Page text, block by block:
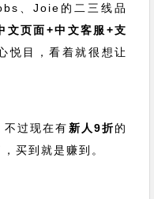
、Joie的二三线品
文页面+中文客服+支
悦目，看着就很想让
不过现在有 新人9折的
，买到就是赚到。